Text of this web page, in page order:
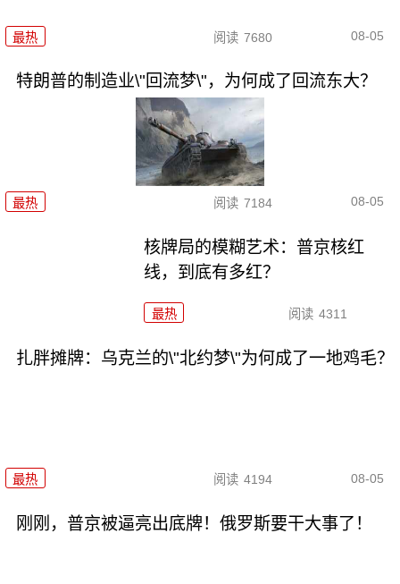
最热 阅读 7680 08-05
特朗普的制造业\"回流梦\"，为何成了回流东大？
最热 阅读 7184 08-05
核牌局的模糊艺术：普京核红
线，到底有多红？
最热 阅读 4311
扎胖摊牌：乌克兰的\"北约梦\"为何成了一地鸡毛？
最热 阅读 4194 08-05
刚刚，普京被逼亮出底牌！俄罗斯要干大事了！